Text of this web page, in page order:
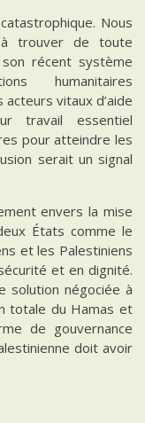
Nous
à trouver de toute
récent système
humanitaires
vitaux d’aide
travail essentiel
pour atteindre les
serait un signal
envers la mise
États comme le
et les Palestiniens
et en dignité.
solution négociée à
totale du Hamas et
de gouvernance
doit avoir